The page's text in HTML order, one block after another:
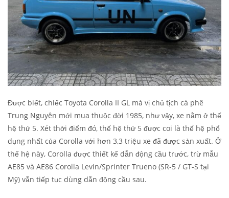
Được biết, chiếc Toyota Corolla II GL mà vị chủ tịch cà phê
Trung Nguyên mới mua thuộc đời 1985, như vậy, xe nằm ở thế
hệ thứ 5. Xét thời điểm đó, thế hệ thứ 5 được coi là thế hệ phổ
dụng nhất của Corolla với hơn 3,3 triệu xe đã được sản xuất. Ở
thế hệ này, Corolla được thiết kế dẫn động cầu trước, trừ mẫu
AE85 và AE86 Corolla Levin/Sprinter Trueno (SR-5 / GT-S tại
Mỹ) vẫn tiếp tục dùng dẫn động cầu sau.